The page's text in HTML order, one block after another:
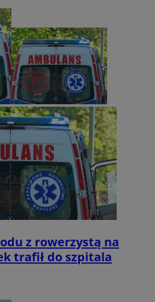
z rowerzystą na
trafił do szpitala